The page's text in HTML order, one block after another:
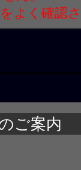
よく確認
ご案内